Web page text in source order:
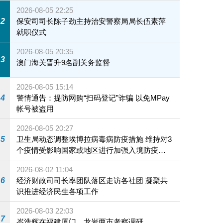
2
2026-08-05 22:25
保安司司长陈子劲主持治安警察局局长伍素萍
就职仪式
3
2026-08-05 20:35
澳门海关晋升9名副关务监督
4
2026-08-05 15:14
警情通告：提防网购“扫码登记”诈骗 以免MPay
帐号被盗用
5
2026-08-05 20:27
卫生局动态调整埃博拉病毒病防疫措施 维持对3
个疫情受影响国家或地区进行加强入境防疫措
施
6
2026-08-02 11:04
经济财政司司长率团队落区走访各社团 凝聚共
识推进经济民生各项工作
7
2026-08-03 22:03